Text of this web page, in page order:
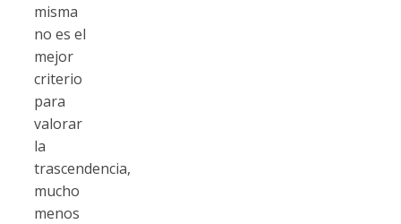
misma
no es el
mejor
criterio
para
valorar
la
trascendencia,
mucho
menos